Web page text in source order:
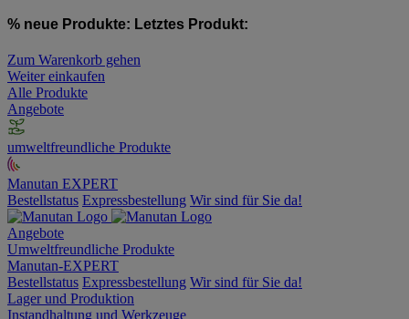
% neue Produkte: Letztes Produkt:
Zum Warenkorb gehen
Weiter einkaufen
Alle Produkte
Angebote
umweltfreundliche Produkte
Manutan EXPERT
Bestellstatus Expressbestellung Wir sind für Sie da!
Angebote
Umweltfreundliche Produkte
Manutan-EXPERT
Bestellstatus Expressbestellung Wir sind für Sie da!
Lager und Produktion
Instandhaltung und Werkzeuge